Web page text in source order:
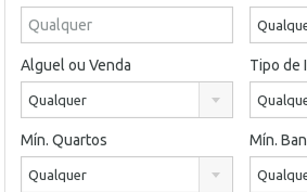
Alguel ou Venda
Qualquer
Tipo de
Mín. Quartos
Qualquer
Mín.